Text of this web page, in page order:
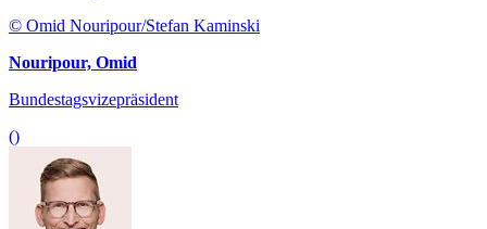
© Omid Nouripour/Stefan Kaminski
Nouripour, Omid
Bundestagsvizepräsident
()